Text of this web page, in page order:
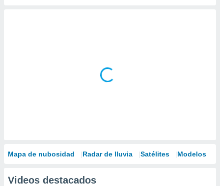
Mapa de nubosidad Radar de lluvia Satélites Modelos
Videos destacados